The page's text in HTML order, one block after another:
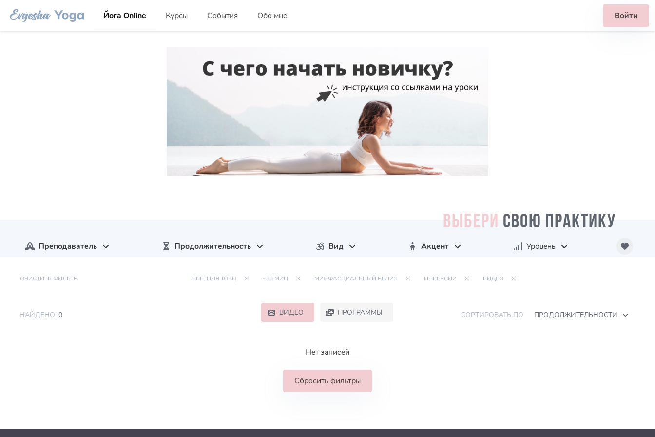
Йога Online Курсы События Обо мне Войти
ВЫБЕРИ СВОЮ ПРАКТИКУ
Преподаватель Продолжительность Вид Акцент Уровень
ОЧИСТИТЬ ФИЛЬТР ЕВГЕНИЯ ТОКЦ ~30 МИН МИОФАСЦИАЛЬНЫЙ РЕЛИЗ ИНВЕРСИИ ВИДЕО
НАЙДЕНО: 0 ВИДЕО ПРОГРАММЫ СОРТИРОВАТЬ ПО ПРОДОЛЖИТЕЛЬНОСТИ
Нет записей
Сбросить фильтры